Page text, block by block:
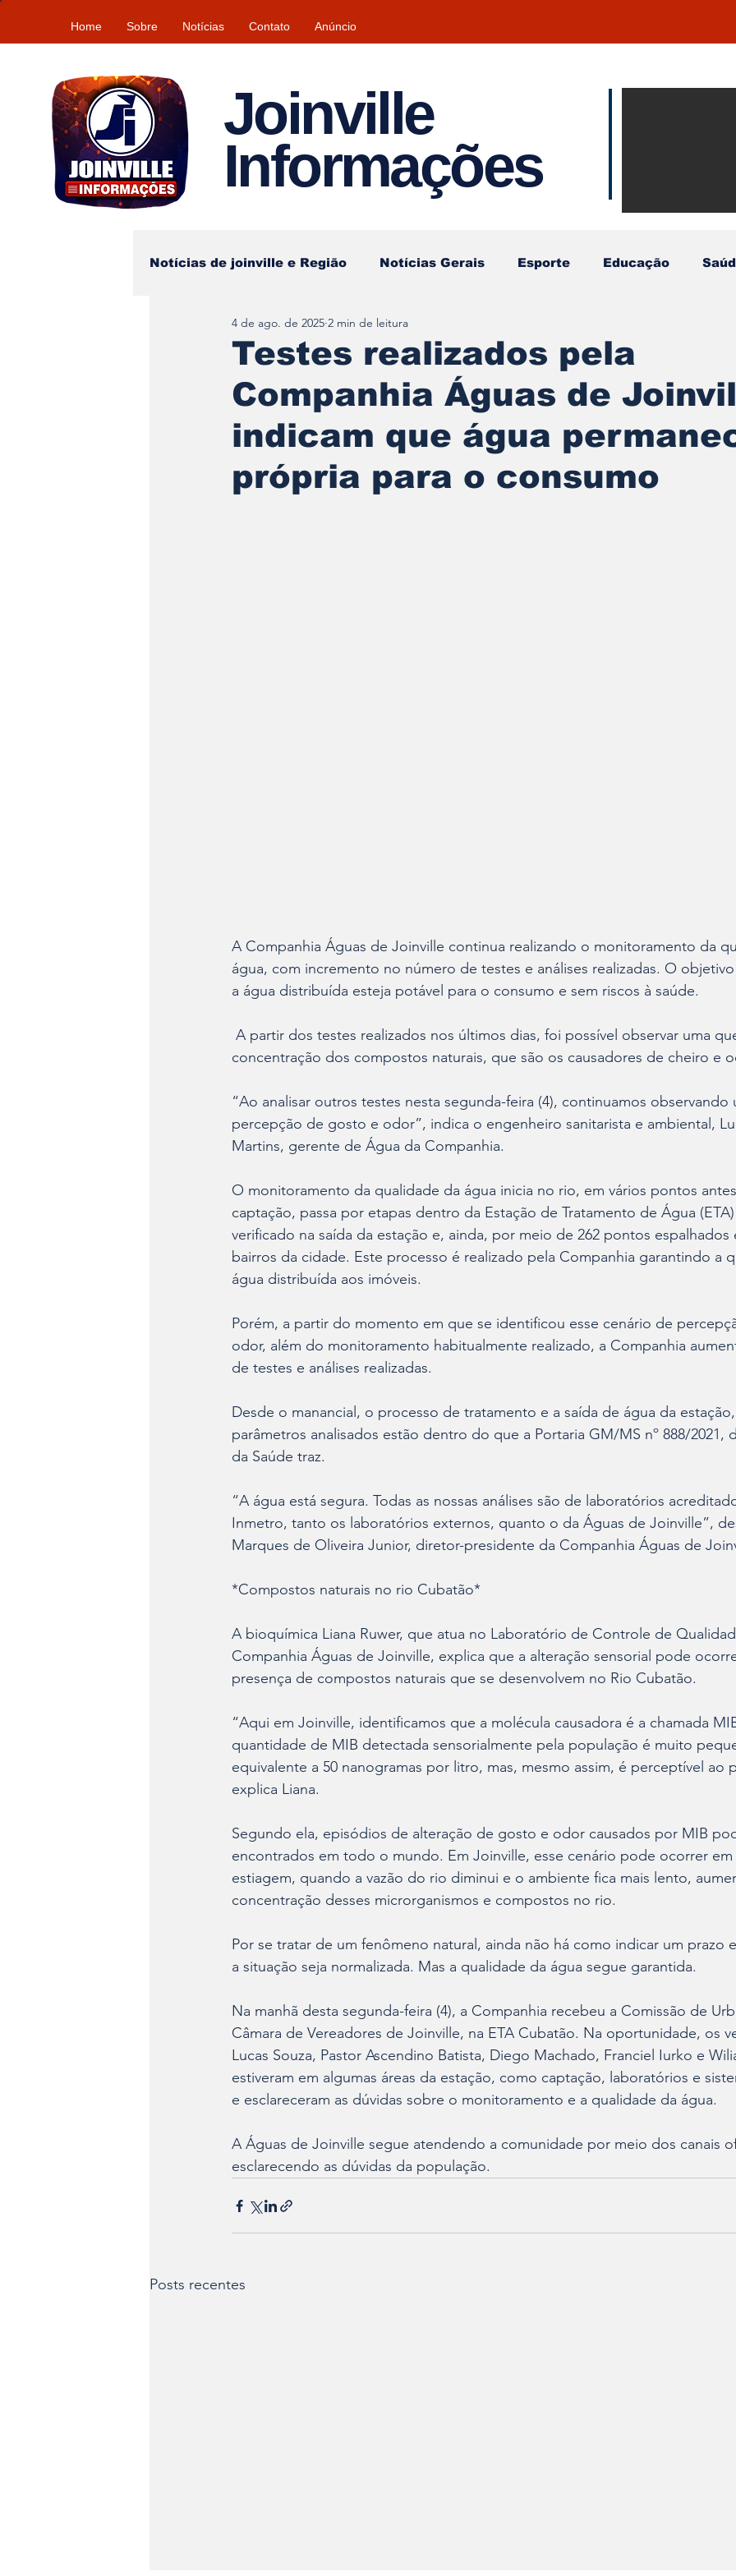
Home Sobre Notícias Contato Anúncio
Joinville
Informações
Notícias de joinville e Região Notícias Gerais Esporte Educação
Tempo\clima
Testes realizados pela
Companhia Águas de
indicam que água
própria para o consumo
4 de ago. de 2025 2 min de leitura
A Companhia Águas de Joinville continua realizando o monitoramento da
água, com incremento no número de testes e análises realizadas. O
a água distribuída esteja potável para o consumo e sem riscos à saúde.
concentração dos compostos naturais, que são os causadores de cheiro e
“Ao analisar outros testes nesta segunda-feira (4), continuamos observando
percepção de gosto e odor”, indica o engenheiro sanitarista e ambiental,
Martins, gerente de Água da Companhia.
O monitoramento da qualidade da água inicia no rio, em vários pontos
captação, passa por etapas dentro da Estação de Tratamento de Água
verificado na saída da estação e, ainda, por meio de 262 pontos espalhados
bairros da cidade. Este processo é realizado pela Companhia garantindo a
água distribuída aos imóveis.
Porém, a partir do momento em que se identificou esse cenário de
odor, além do monitoramento habitualmente realizado, a Companhia
de testes e análises realizadas.
Desde o manancial, o processo de tratamento e a saída de água da
parâmetros analisados estão dentro do que a Portaria GM/MS nº 888/2021,
da Saúde traz.
“A água está segura. Todas as nossas análises são de laboratórios
Inmetro, tanto os laboratórios externos, quanto o da Águas de Joinville”,
Marques de Oliveira Junior, diretor-presidente da Companhia Águas de
*Compostos naturais no rio Cubatão*
A bioquímica Liana Ruwer, que atua no Laboratório de Controle de
Companhia Águas de Joinville, explica que a alteração sensorial pode
presença de compostos naturais que se desenvolvem no Rio Cubatão.
“Aqui em Joinville, identificamos que a molécula causadora é a chamada
quantidade de MIB detectada sensorialmente pela população é muito
equivalente a 50 nanogramas por litro, mas, mesmo assim, é perceptível ao
explica Liana.
Segundo ela, episódios de alteração de gosto e odor causados por MIB
encontrados em todo o mundo. Em Joinville, esse cenário pode ocorrer
estiagem, quando a vazão do rio diminui e o ambiente fica mais lento,
concentração desses microrganismos e compostos no rio.
Por se tratar de um fenômeno natural, ainda não há como indicar um prazo
a situação seja normalizada. Mas a qualidade da água segue garantida.
Na manhã desta segunda-feira (4), a Companhia recebeu a Comissão de
Câmara de Vereadores de Joinville, na ETA Cubatão. Na oportunidade, os
Lucas Souza, Pastor Ascendino Batista, Diego Machado, Franciel Iurko e
estiveram em algumas áreas da estação, como captação, laboratórios e
e esclareceram as dúvidas sobre o monitoramento e a qualidade da água.
A Águas de Joinville segue atendendo a comunidade por meio dos canais
esclarecendo as dúvidas da população.
Posts recentes